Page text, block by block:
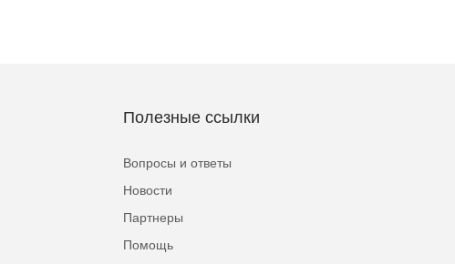
Полезные ссылки
Вопросы и ответы
Новости
Партнеры
Помощь